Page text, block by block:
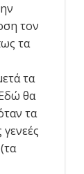
τον
τα
τα
θα
τα